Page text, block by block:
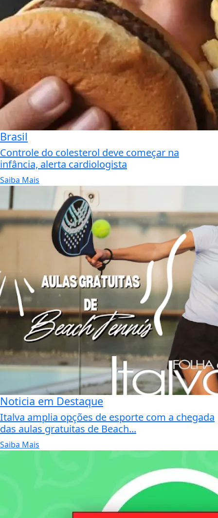
Brasil
Controle do colesterol deve começar na
infância, alerta cardiologista
Saiba Mais
Noticia em Destaque
Italva amplia opções de esporte com a chegada
das aulas gratuitas de Beach...
Saiba Mais